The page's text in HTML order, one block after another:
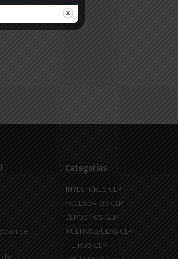
de
Categorías
INYECTORES GLP
ACCESORIOS GLP
DEPOSITOS GLP
MULTIVALVULAS GLP
FILTROS GLP